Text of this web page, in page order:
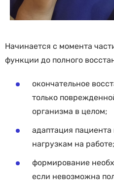
Начинается с момента
функции до полного
окончательное
только
организма в целом;
адаптация
нагрузкам на работе;
формирование
если невозможна